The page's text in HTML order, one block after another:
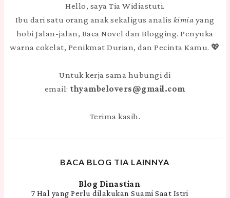
Hello, saya Tia Widiastuti.
Ibu dari satu orang anak sekaligus analis kimia yang
hobi Jalan-jalan, Baca Novel dan Blogging. Penyuka
warna cokelat, Penikmat Durian, dan Pecinta Kamu. 💖
Untuk kerja sama hubungi di
email: thyambelovers@gmail.com
Terima kasih.
BACA BLOG TIA LAINNYA
Blog Dinastian
7 Hal yang Perlu dilakukan Suami Saat Istri